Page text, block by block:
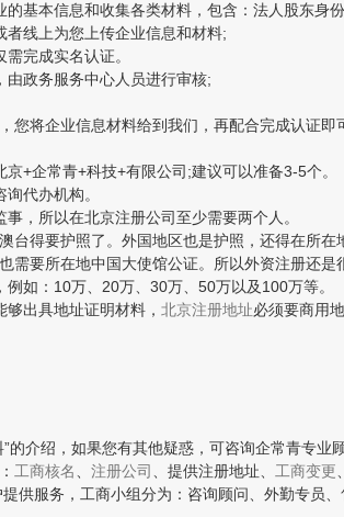
本信息和收集各类材料，包含：法人股东身
线上为您上传企业信息和材料;
完成实名认证。
政务服务中心人员进行审核;
将企业信息材料给到我们，再配合完成认证即
企常青+科技+有限公司;建议可以准备3-5个。
代办机构。
所以在北京注册公司至少需要两个人。
得要护照了。外国地区也是护照，还得在所
要所在地中国大使馆公证。所以外资注册还是
：10万、20万、30万、50万以及100万等。
出具地址证明材料， 北京注册地址必须要商用
绍，如果您有其他疑惑，可咨询企常青专业
工商核名 注册公司 、提供注册地址、 工商变更
供服务，工商小组分为：咨询顾问、外勤专员